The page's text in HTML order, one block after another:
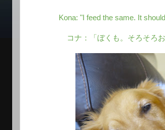
Kona: "I feed the same. It
コナ：「ぼくも。そろそろ